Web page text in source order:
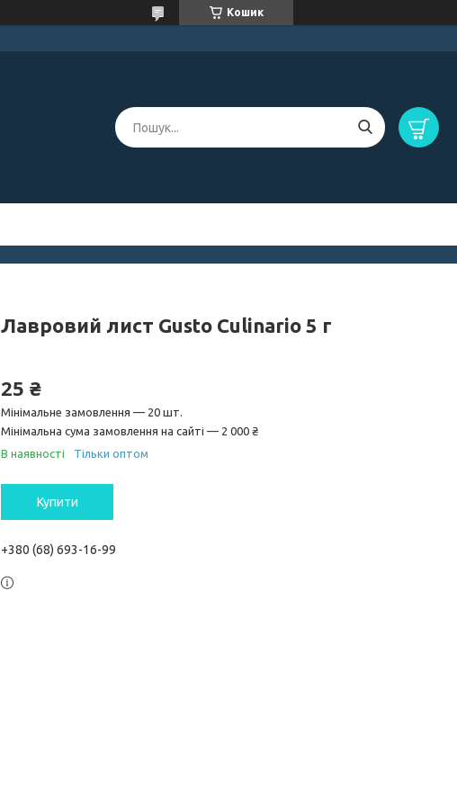
Кошик
Лавровий лист Gusto Culinario 5 г
25 ₴
Мінімальне замовлення — 20 шт.
Мінімальна сума замовлення на сайті — 2 000 ₴
В наявності
Тільки оптом
Купити
+380 (68) 693-16-99